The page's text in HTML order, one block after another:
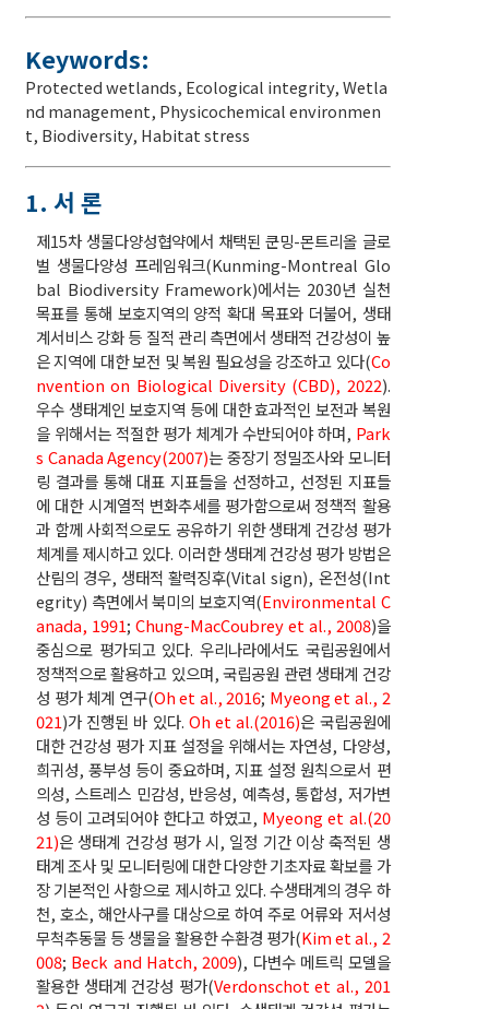
Keywords:
Protected wetlands, Ecological integrity,Wetla
nd management, Physicochemical environmen
t, Biodiversity, Habitat stress
1. 서 론
제15차 생물다양성협약에서 채택된 쿤밍-몬트리올 글로
벌 생물다양성 프레임워크(Kunming-Montreal Glo
bal Biodiversity Framework)에서는 2030년 실천
목표를 통해 보호지역의 양적 확대 목표와 더불어, 생태
계서비스 강화 등 질적 관리 측면에서 생태적 건강성이 높
은 지역에 대한 보전 및 복원 필요성을 강조하고 있다(Co
nvention on Biological Diversity (CBD), 2022).
우수 생태계인 보호지역 등에 대한 효과적인 보전과 복원
을 위해서는 적절한 평가 체계가 수반되어야 하며, Park
s Canada Agency(2007)는 중장기 정밀조사와 모니터
링 결과를 통해 대표 지표들을 선정하고, 선정된 지표들
에 대한 시계열적 변화추세를 평가함으로써 정책적 활용
과 함께 사회적으로도 공유하기 위한 생태계 건강성 평가
체계를 제시하고 있다. 이러한 생태계 건강성 평가 방법은
산림의 경우, 생태적 활력징후(Vital sign), 온전성(Int
egrity) 측면에서 북미의 보호지역(Environmental C
anada, 1991; Chung-MacCoubrey et al., 2008)을
중심으로 평가되고 있다. 우리나라에서도 국립공원에서
정책적으로 활용하고 있으며, 국립공원 관련 생태계 건강
성 평가 체계 연구(Oh et al., 2016; Myeong et al., 2
021)가 진행된 바 있다. Oh et al.(2016)은 국립공원에
대한 건강성 평가 지표 설정을 위해서는 자연성, 다양성,
희귀성, 풍부성 등이 중요하며, 지표 설정 원칙으로서 편
의성, 스트레스 민감성, 반응성, 예측성, 통합성, 저가변
성 등이 고려되어야 한다고 하였고, Myeong et al.(20
21)은 생태계 건강성 평가 시, 일정 기간 이상 축적된 생
태계 조사 및 모니터링에 대한 다양한 기초자료 확보를 가
장 기본적인 사항으로 제시하고 있다. 수생태계의 경우 하
천, 호소, 해안사구를 대상으로 하여 주로 어류와 저서성
무척추동물 등 생물을 활용한 수환경 평가(Kim et al., 2
008; Beck and Hatch, 2009), 다변수 메트릭 모델을
활용한 생태계 건강성 평가(Verdonschot et al., 201